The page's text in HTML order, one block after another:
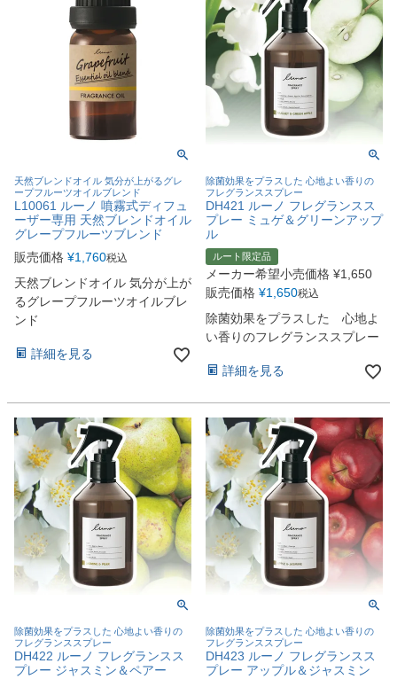
天然ブレンドオイル 気分が上がるグレ
ープフルーツオイルブレンド
L10061 ルーノ 噴霧式ディフュ
ーザー専用 天然ブレンドオイル
グレープフルーツブレンド
販売価格 ¥1,760税込
天然ブレンドオイル 気分が上が
るグレープフルーツオイルブレ
ンド
詳細を見る
除菌効果をプラスした 心地よい香りの
フレグランススプレー
DH421 ルーノ フレグランスス
プレー ミュゲ＆グリーンアップ
ル
ルート限定品
メーカー希望小売価格 ¥1,650
販売価格 ¥1,650税込
除菌効果をプラスした 心地よ
い香りのフレグランススプレー
詳細を見る
除菌効果をプラスした 心地よい香りの
フレグランススプレー
DH422 ルーノ フレグランスス
プレー ジャスミン＆ペアー
除菌効果をプラスした 心地よい香りの
フレグランススプレー
DH423 ルーノ フレグランスス
プレー アップル＆ジャスミン